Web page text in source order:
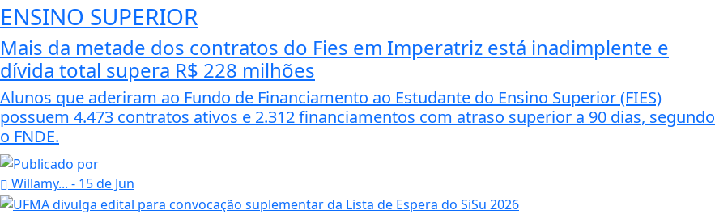
ENSINO SUPERIOR
Mais da metade dos contratos do Fies em Imperatriz está inadimplente e
dívida total supera R$ 228 milhões
Alunos que aderiram ao Fundo de Financiamento ao Estudante do Ensino Superior (FIES)
possuem 4.473 contratos ativos e 2.312 financiamentos com atraso superior a 90 dias, segundo
o FNDE.
Willamy... - 15 de Jun